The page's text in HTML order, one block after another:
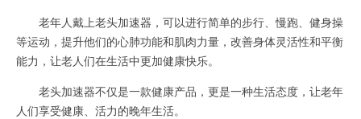
老年人戴上老头加速器，可以进行简单的步行、慢跑、健身操
等运动，提升他们的心肺功能和肌肉力量，改善身体灵活性和平衡
能力，让老人们在生活中更加健康快乐。
老头加速器不仅是一款健康产品，更是一种生活态度，让老年
人们享受健康、活力的晚年生活。